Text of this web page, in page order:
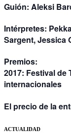
Guión: Aleksi
Intérpretes:
Sargent, Jessica
Premios:
2017: Festival
internacionales
El precio de la
ACTUALIDAD